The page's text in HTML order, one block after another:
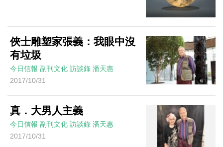
俠士雕塑家張義：我眼中沒
有垃圾
今日信報 副刊文化 訪談錄 潘天惠
2017/10/31
真．大男人主義
今日信報 副刊文化 訪談錄 潘天惠
2017/10/31